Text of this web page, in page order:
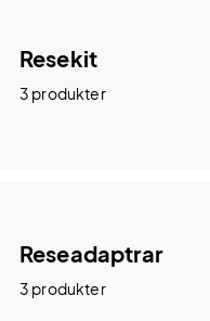
Resekit
3 produkter
Reseadaptrar
3 produkter